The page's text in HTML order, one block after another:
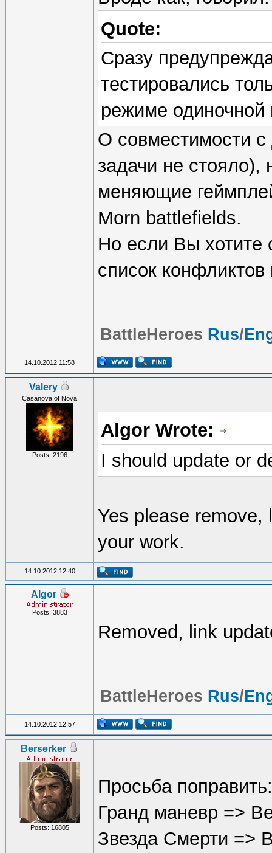
Quote:
Сразу
тестировались
режиме одиночной
О совместимости
задачи не стояло),
меняющие
Morn battlefields.
Но если Вы хотите
список
BattleHeroes Rus/
14.10.2012 11:58
Valery
Casanova of Nova
Posts: 2196
Algor Wrote:
I should update or
Yes please
your work.
14.10.2012 12:40
Algor
Posts: 3883
Removed, link
BattleHeroes Rus/
14.10.2012 12:57
Berserker
Posts: 16805
Просьба поправить:
Гранд маневр =>
Звезда Смерти =>